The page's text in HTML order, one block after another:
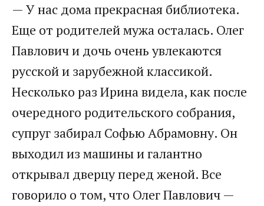
— У нас дома прекрасная библиотека.
Еще от родителей мужа осталась. Олег
Павлович и дочь очень увлекаются
русской и зарубежной классикой.
Несколько раз Ирина видела, как после
очередного родительского собрания,
супруг забирал Софью Абрамовну. Он
выходил из машины и галантно
открывал дверцу перед женой. Все
говорило о том, что Олег Павлович —